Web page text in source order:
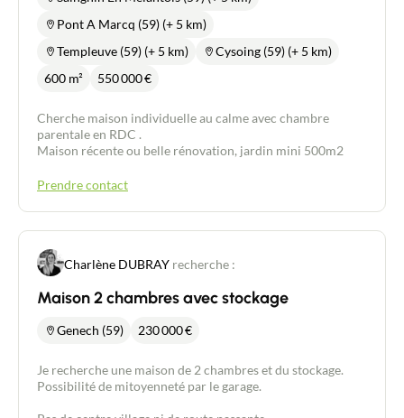
Estimer/Vendre
Recrutement
Pont A Marcq (59) (+ 5 km)
Templeuve (59) (+ 5 km)
Cysoing (59) (+ 5 km)
600 m²
550 000€
Cherche maison individuelle au calme avec chambre
parentale en RDC .
Maison récente ou belle rénovation, jardin mini 500m2
Prendre contact
Charlène DUBRAY recherche :
Maison 2 chambres avec stockage
Genech (59) 230 000€
Je recherche une maison de 2 chambres et du stockage.
Possibilité de mitoyenneté par le garage.